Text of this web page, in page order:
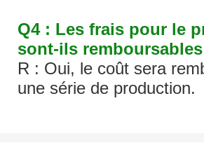
Q4 : Les frais pour le
sont-ils
R : Oui, le coût sera
une série de production.